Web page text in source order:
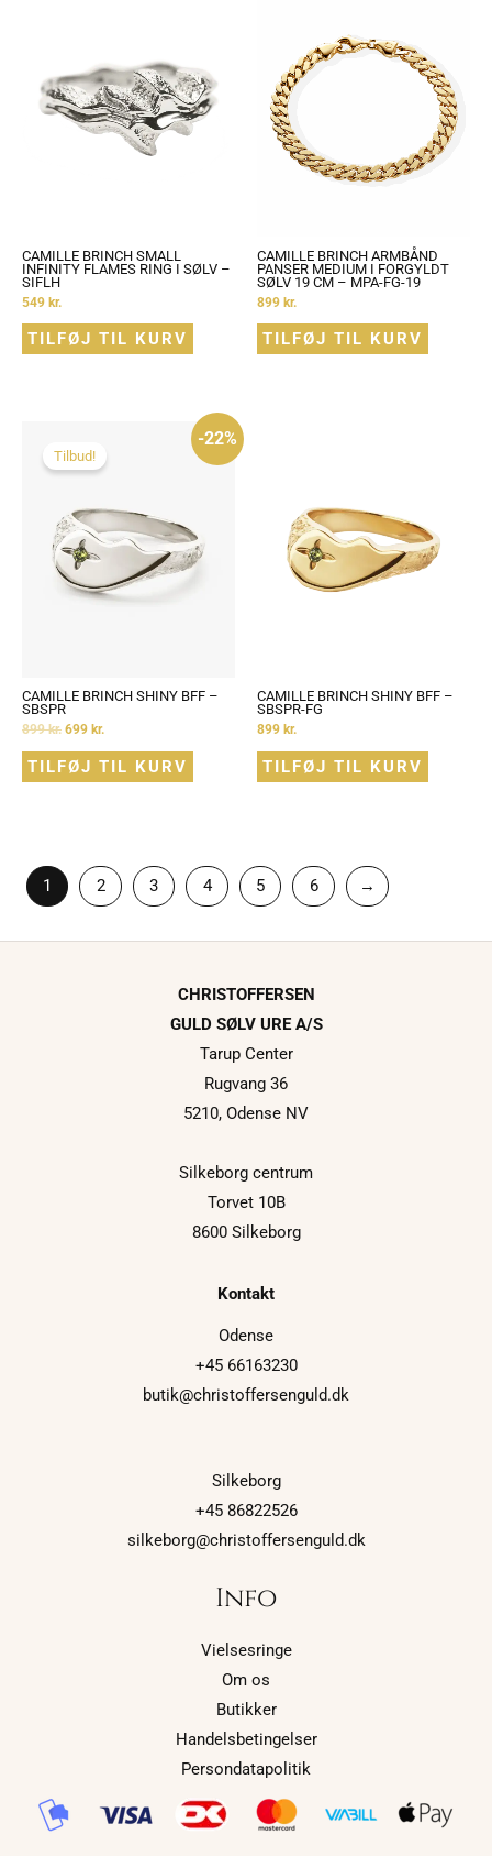
CAMILLE BRINCH SMALL
INFINITY FLAMES RING I SØLV –
SIFLH
549 kr.
TILFØJ TIL KURV
CAMILLE BRINCH ARMBÅND
PANSER MEDIUM I FORGYLDT
SØLV 19 CM – MPA-FG-19
899 kr.
TILFØJ TIL KURV
-22%
Tilbud!
CAMILLE BRINCH SHINY BFF –
SBSPR
899kr.
pris
var:
899 kr..
699 kr.
er:
TILFØJ TIL KURV
CAMILLE BRINCH SHINY BFF –
SBSPR-FG
899 kr.
TILFØJ TIL KURV
1 2 3 4 5 6 →
CHRISTOFFERSEN
GULD SØLV URE A/S
Tarup Center
Rugvang 36
5210, Odense NV
Silkeborg centrum
Torvet 10B
8600 Silkeborg
Kontakt
Odense
+45 66163230
butik@christoffersenguld.dk
Silkeborg
+45 86822526
silkeborg@christoffersenguld.dk
Info
Vielsesringe
Om os
Butikker
Handelsbetingelser
Persondatapolitik